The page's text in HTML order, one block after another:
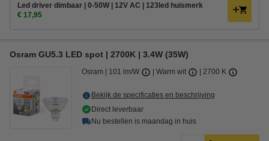
Led driver dimbaar | 0-50W | 12V AC | 123led huismerk
€ 17,95
Osram GU5.3 LED spot | 2700K | 3.4W (35W)
Osram 101 lm/W Warm wit 2700 K
Bekijk de specificaties en beschrijving
Direct leverbaar
Nu bestellen is maandag in huis